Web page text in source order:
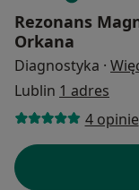
Rezonans
Orkana
Diagnostyka ·
Lublin 1 adres
4 opinie